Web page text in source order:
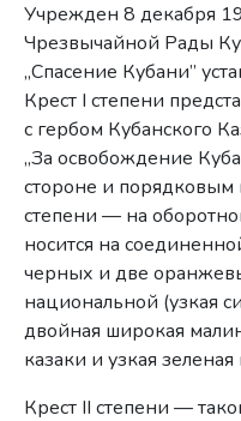
Учрежден 8 декабря
Чрезвычайной Рады
„Спасение Кубани”
Крест I степени
с гербом Кубанского
„За освобождение
стороне и
степени — на
носится на
черных и две
национальной (узкая
двойная широкая
казаки и узкая
Крест II степени —